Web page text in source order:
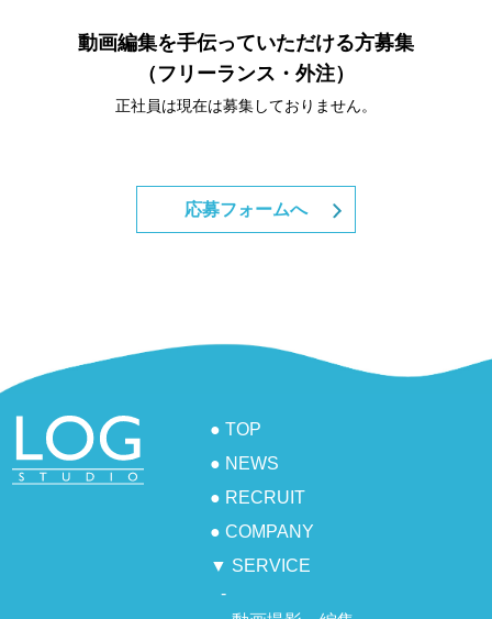
動画編集を手伝っていただける方募集
（フリーランス・外注）
正社員は現在は募集しておりません。
応募フォームへ
● TOP
● NEWS
● RECRUIT
● COMPANY
▼ SERVICE